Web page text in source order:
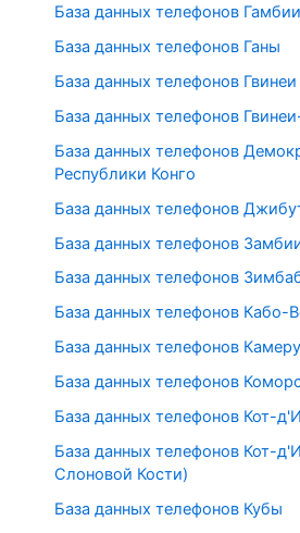
База данных телефонов Гамбии
База данных телефонов Ганы
База данных телефонов Гвинеи
База данных телефонов
База данных телефонов
Республики Конго
База данных телефонов
База данных телефонов
База данных телефонов
База данных телефонов Кабо-
База данных телефонов
База данных телефонов
База данных телефонов Кот-
База данных телефонов Кот-
Слоновой Кости)
База данных телефонов Кубы